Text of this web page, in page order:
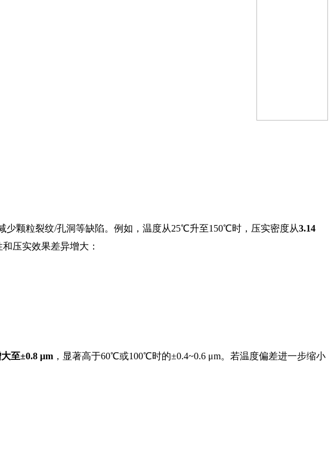
少颗粒裂纹/孔洞等缺陷。例如，温度从25℃升至150℃时，压实密度从3.14
压实效果差异增大：
至±0.8 μm ，显著高于60℃或100℃时的±0.4~0.6 μm。若温度偏差进一步缩小